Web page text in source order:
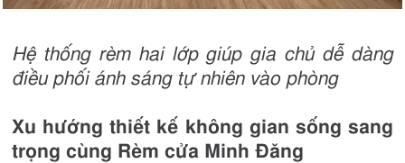
Hệ thống rèm hai lớp giúp gia chủ dễ dàng
điều phối ánh sáng tự nhiên vào phòng
Xu hướng thiết kế không gian sống sang
trọng cùng Rèm cửa Minh Đăng